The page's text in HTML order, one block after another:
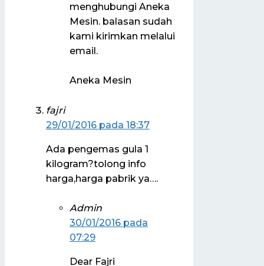
menghubungi Aneka
Mesin. balasan sudah
kami kirimkan melalui
email.
Aneka Mesin
fajri
29/01/2016 pada 18:37
Ada pengemas gula 1
kilogram?tolong info
harga,harga pabrik ya….
Admin
30/01/2016 pada
07:29
Dear Fajri